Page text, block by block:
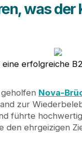
was der
eine erfolgreiche
Nova-
zur
führte
den ehrgeizigen